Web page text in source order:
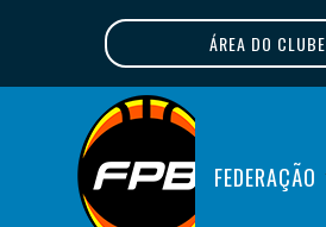
ÁREA DO CLUBE
FEDERAÇÃO